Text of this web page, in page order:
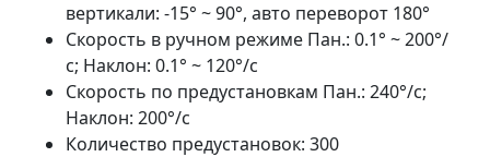
вертикали: -15° ~ 90°, авто переворот 180°
Скорость в ручном режиме Пан.: 0.1° ~ 200°/
с; Наклон: 0.1° ~ 120°/с
Скорость по предустановкам Пан.: 240°/с;
Наклон: 200°/с
Количество предустановок: 300